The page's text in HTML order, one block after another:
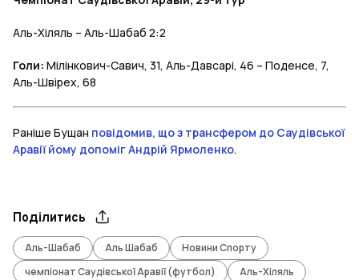
Аль-Хіляль – Аль-Шабаб 2:2
Голи: Мілінкович-Савич, 31, Аль-Давсарі, 46 – Поденсе, 7,
Аль-Швірех, 68
Раніше Бущан повідомив, що з трансфером до Саудівської
Аравії йому допоміг Андрій Ярмоленко.
Поділитись
Аль-Шабаб Аль Шабаб
Новини Спорту
чемпіонат Саудівської Аравії (футбол)
Аль-Хіляль